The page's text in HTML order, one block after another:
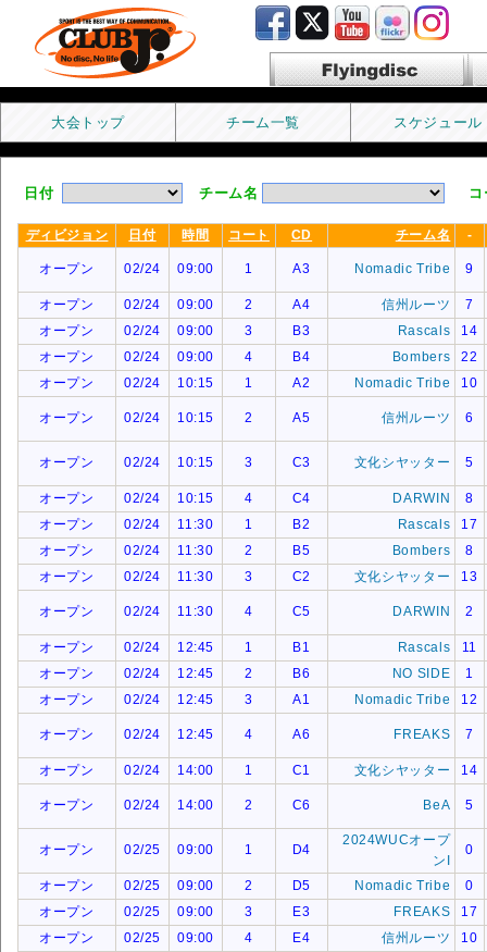
ク
大会トップ チーム一覧 スケジュール
日付 チーム名
ディビジョン 日付 時間 コート CD チーム名 -
オープン 02/24 09:00 1 A3 Nomadic Tribe 9
オープン 02/24 09:00 2 A4 信州ルーツ
7
オープン
02/24 09:00 3 B3 Rascals
14
オープン
02/24 09:00 4 B4 Bombers
22
オープン
02/24 10:15 1 A2 Nomadic Tribe 10
オープン 02/24 10:15 2 A5 信州ルーツ 6
オープン 02/24 10:15 3 C3 文化シヤッター 5
オープン 02/24 10:15 4 C4 DARWIN
8
オープン
02/24 11:30 1 B2 Rascals
17
オープン
02/24 11:30 2 B5 Bombers
8
オープン
02/24 11:30 3 C2 文化シヤッター 13
オープン 02/24 11:30 4 C5 DARWIN 2
オープン 02/24 12:45 1 B1 Rascals
11
オープン
02/24 12:45 2 B6 NO SIDE
1
オープン
02/24 12:45 3 A1 Nomadic Tribe 12
オープン 02/24 12:45 4 A6 FREAKS 7
オープン 02/24 14:00 1 C1 文化シヤッター 14
オープン 02/24 14:00 2 C6 BeA 5
オープン 02/25 09:00 1 D4
2024WUCオープ
ンI
0
オープン 02/25 09:00 2 D5 Nomadic Tribe
0
オープン
02/25 09:00 3 E3 FREAKS
17
オープン
02/25 09:00 4 E4 信州ルーツ
10